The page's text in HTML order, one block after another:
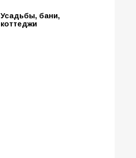
Усадьбы, бани,
коттеджи